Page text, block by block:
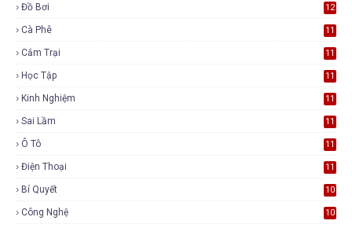
Đồ Bơi 12
Cà Phê 11
Cắm Trại 11
Học Tập 11
Kinh Nghiệm 11
Sai Lầm 11
Ô Tô 11
Điện Thoại 11
Bí Quyết 10
Công Nghệ 10